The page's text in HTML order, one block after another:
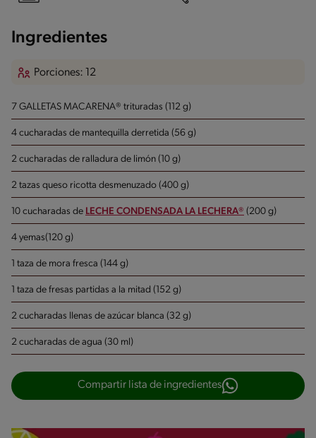
Ingredientes
Porciones: 12
7 GALLETAS MACARENA® trituradas (112 g)
4 cucharadas de mantequilla derretida (56 g)
2 cucharadas de ralladura de limón (10 g)
2 tazas queso ricotta desmenuzado (400 g)
10 cucharadas de LECHE CONDENSADA LA LECHERA® (200 g)
4 yemas(120 g)
1 taza de mora fresca (144 g)
1 taza de fresas partidas a la mitad (152 g)
2 cucharadas llenas de azúcar blanca (32 g)
2 cucharadas de agua (30 ml)
Compartir lista de ingredientes